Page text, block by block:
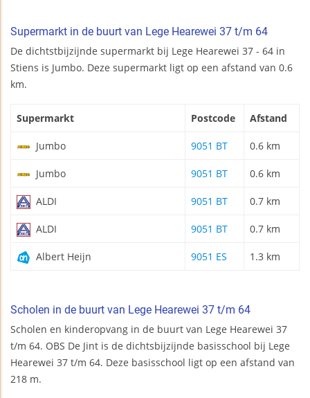
Supermarkt in de buurt van Lege Hearewei 37 t/m 64
De dichtstbijzijnde supermarkt bij Lege Hearewei 37 - 64 in
Stiens is Jumbo. Deze supermarkt ligt op een afstand van 0.6
km.
Supermarkt Postcode Afstand
Jumbo 9051 BT 0.6 km
Jumbo 9051 BT 0.6 km
ALDI 9051 BT 0.7 km
ALDI 9051 BT 0.7 km
Albert Heijn 9051 ES 1.3 km
Scholen in de buurt van Lege Hearewei 37 t/m 64
Scholen en kinderopvang in de buurt van Lege Hearewei 37
t/m 64. OBS De Jint is de dichtsbijzijnde basisschool bij Lege
Hearewei 37 t/m 64. Deze basisschool ligt op een afstand van
218 m.